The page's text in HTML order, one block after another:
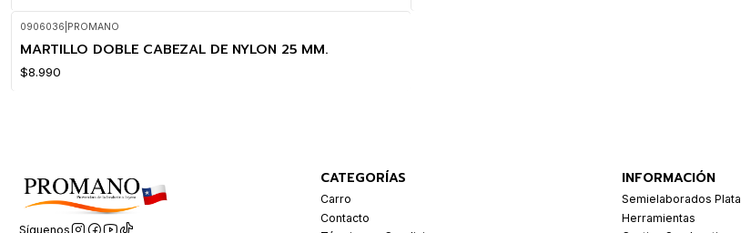
0906036 PROMANO
MARTILLO DOBLE CABEZAL DE NYLON 25 MM.
$8.990
Síguenos
CATEGORÍAS
Carro
Contacto
INFORMACIÓN
Semielaborados Plata
Herramientas